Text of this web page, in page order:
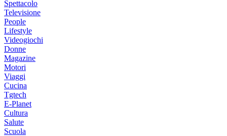
Spettacolo
Televisione
People
Lifestyle
Videogiochi
Donne
Magazine
Motori
Viaggi
Cucina
Tgtech
E-Planet
Cultura
Salute
Scuola